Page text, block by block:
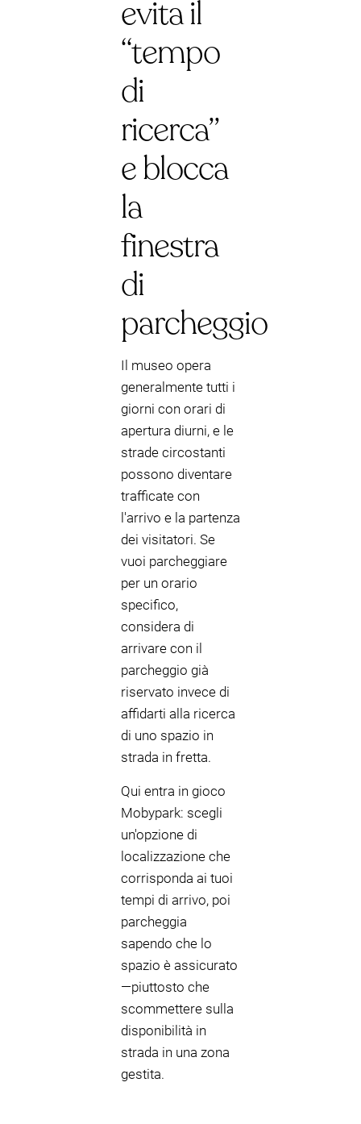
evita il
“tempo
di
ricerca”
e blocca
la
finestra
di
parcheggio
Il museo opera
generalmente tutti i
giorni con orari di
apertura diurni, e le
strade circostanti
possono diventare
trafficate con
l'arrivo e la partenza
dei visitatori. Se
vuoi parcheggiare
per un orario
specifico,
considera di
arrivare con il
parcheggio già
riservato invece di
affidarti alla ricerca
di uno spazio in
strada in fretta.
Qui entra in gioco
Mobypark: scegli
un'opzione di
localizzazione che
corrisponda ai tuoi
tempi di arrivo, poi
parcheggia
sapendo che lo
spazio è assicurato
—piuttosto che
scommettere sulla
disponibilità in
strada in una zona
gestita.